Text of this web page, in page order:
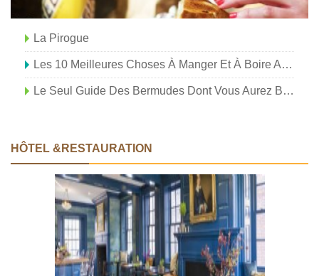
La Pirogue
Les 10 Meilleures Choses À Manger Et À Boire Aux Bermudes
Le Seul Guide Des Bermudes Dont Vous Aurez Besoin
HÔTEL &RESTAURATION